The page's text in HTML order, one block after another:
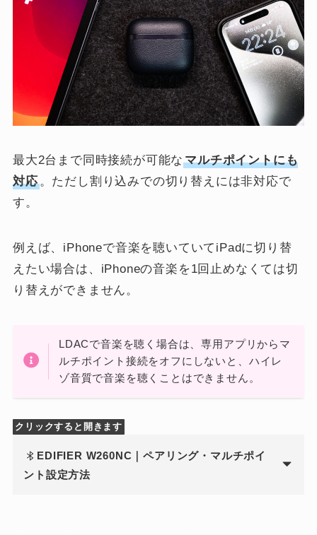
最大2台まで同時接続が可能なマルチポイントにも
対応。ただし割り込みでの切り替えには非対応で
す。
例えば、iPhoneで音楽を聴いていてiPadに切り替
えたい場合は、iPhoneの音楽を1回止めなくては切
り替えができません。
LDACで音楽を聴く場合は、専用アプリからマ
ルチポイント接続をオフにしないと、ハイレ
ゾ音質で音楽を聴くことはできません。
クリックすると開きます
EDIFIER W260NC｜ペアリング・マルチポイ
ント設定方法